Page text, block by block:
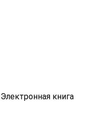
Электронная книга